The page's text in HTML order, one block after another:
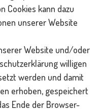
Cookies kann dazu
unserer Website
Website und/oder
willigen
werden und damit
erhoben, gespeichert
Ende der Browser-